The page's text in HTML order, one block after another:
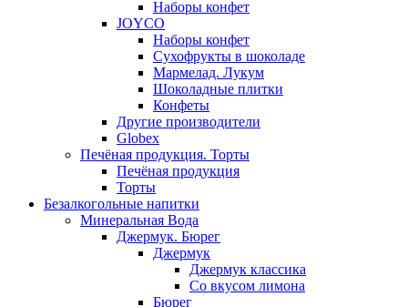
Наборы конфет
JOYCO
Наборы конфет
Сухофрукты в шоколаде
Мармелад. Лукум
Шоколадные плитки
Конфеты
Другие производители
Globex
Печёная продукция. Торты
Печёная продукция
Торты
Безалкогольные напитки
Минеральная Вода
Джермук. Бюрег
Джермук
Джермук классика
Со вкусом лимона
Бюрег